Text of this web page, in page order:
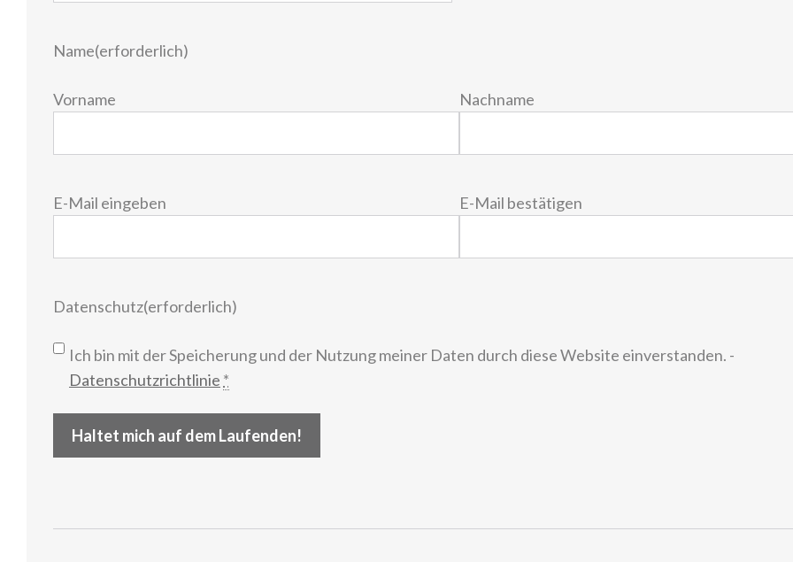
Name(erforderlich)
Vorname Nachname
E-
E-Mail eingeben E-Mail bestätigen
Datenschutz(erforderlich)
Ich bin mit der Speicherung und der Nutzung meiner Daten durch diese Website einverstanden. -
Datenschutzrichtlinie *
Haltet mich auf dem Laufenden!